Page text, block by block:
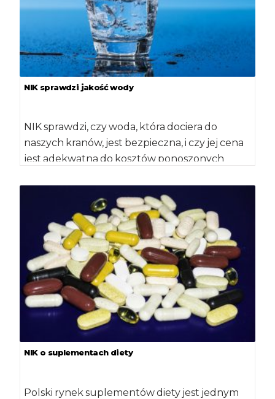
NIK sprawdzi jakość wody
NIK sprawdzi, czy woda, która dociera do
naszych kranów, jest bezpieczna, i czy jej cena
jest adekwatna do kosztów ponoszonych
NIK o suplementach diety
Polski rynek suplementów diety jest jednym